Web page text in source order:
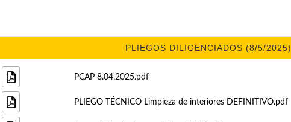
PLIEGOS DILIGENCIADOS (8/5/2025)
PCAP 8.04.2025.pdf
PLIEGO TÉCNICO Limpieza de interiores DEFINITIVO.pdf